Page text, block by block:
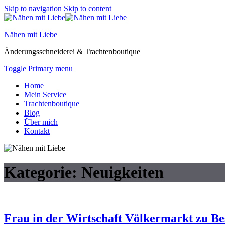
Skip to navigation Skip to content
Nähen mit Liebe
Änderungsschneiderei & Trachtenboutique
Toggle Primary menu
Home
Mein Service
Trachtenboutique
Blog
Über mich
Kontakt
Kategorie: Neuigkeiten
Frau in der Wirtschaft Völkermarkt zu